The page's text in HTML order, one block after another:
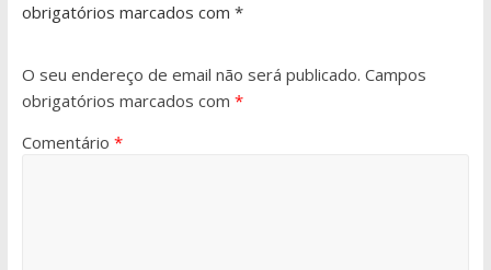
obrigatórios marcados com *
O seu endereço de email não será publicado. Campos
obrigatórios marcados com *
Comentário *